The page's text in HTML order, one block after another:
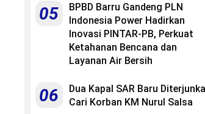
05
BPBD Barru Gandeng PLN
Indonesia Power Hadirkan
Inovasi PINTAR-PB, Perkuat
Ketahanan Bencana dan
Layanan Air Bersih
06
Dua Kapal SAR Baru
Cari Korban KM Nurul Salsa